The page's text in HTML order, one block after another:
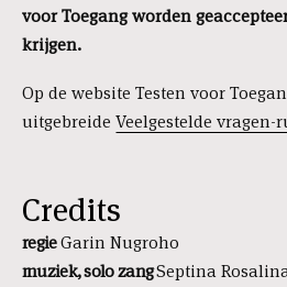
voor Toegang worden
krijgen.
Op de website Testen voor
uitgebreide Veelgestelde vragen-
Credits
regieGarin Nugroho
muziek, solo zangSeptina